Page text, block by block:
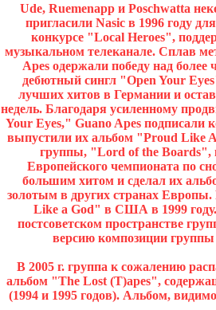
Ude, Ruemenapp и Poschwatta
пригласили Nasic в 1996 году
конкурсе "Local Heroes",
музыкальном телеканале. Сплав
Apes одержали победу над
дебютный сингл "Open Your
лучших хитов в Германии и
недель. Благодаря усиленному
Your Eyes," Guano Apes подписали
выпустили их альбом "Proud Like
группы, "Lord of the Boards",
Европейского чемпионата по
большим хитом и сделал их
золотым в других странах
Like a God" в США в 1999
постсоветском пространстве
версию композиции
В 2005 г. группа к сожалению
альбом "The Lost (T)apes",
(1994 и 1995 годов). Альбом,